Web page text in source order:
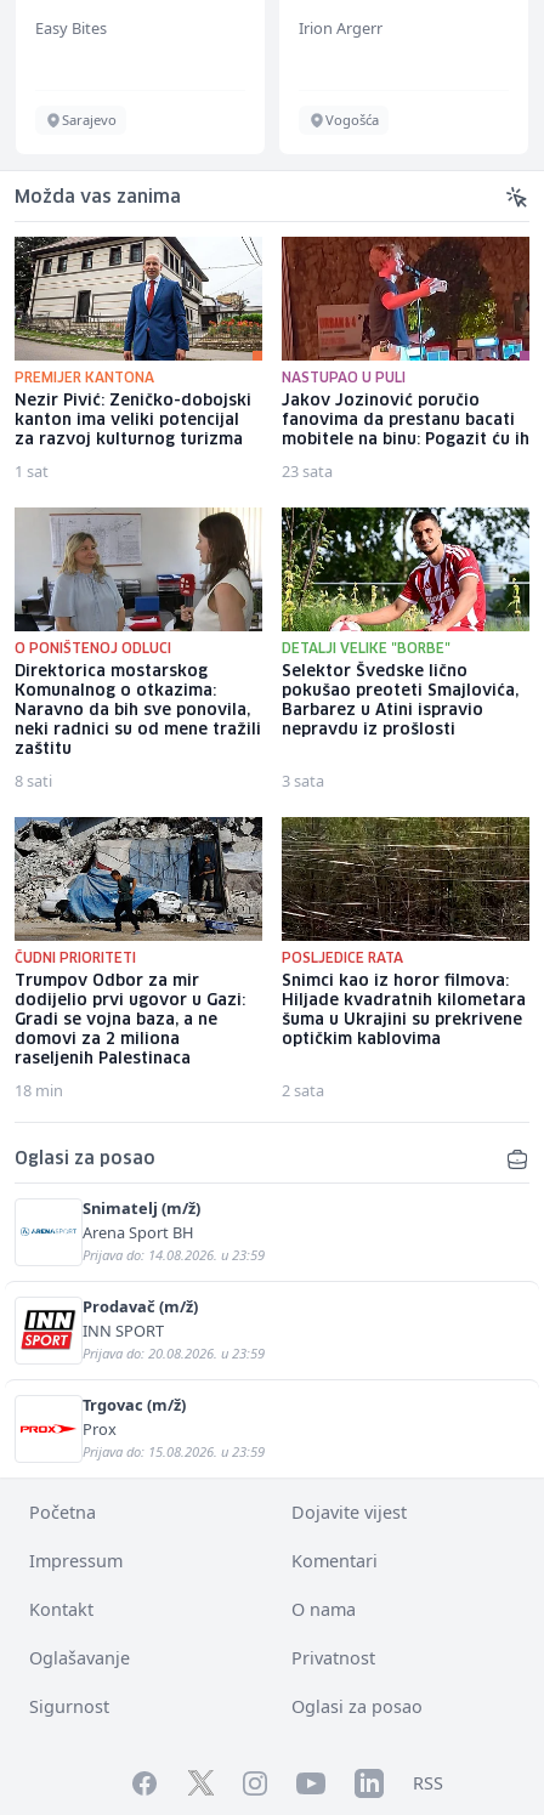
ž)
Easy Bites
Sarajevo
Irion Argerr
Vogošća
Možda vas zanima
PREMIJER KANTONA
Nezir Pivić: Zeničko-dobojski
kanton ima veliki potencijal
za razvoj kulturnog turizma
1 sat
NASTUPAO U PULI
Jakov Jozinović poručio
fanovima da prestanu bacati
mobitele na binu: Pogazit ću ih
23 sata
O PONIŠTENOJ ODLUCI
Direktorica mostarskog
Komunalnog o otkazima:
Naravno da bih sve ponovila,
neki radnici su od mene tražili
zaštitu
8 sati
DETALJI VELIKE "BORBE"
Selektor Švedske lično
pokušao preoteti Smajlovića,
Barbarez u Atini ispravio
nepravdu iz prošlosti
3 sata
ČUDNI PRIORITETI
Trumpov Odbor za mir
dodijelio prvi ugovor u Gazi:
Gradi se vojna baza, a ne
domovi za 2 miliona
raseljenih Palestinaca
18 min
POSLJEDICE RATA
Snimci kao iz horor filmova:
Hiljade kvadratnih kilometara
šuma u Ukrajini su prekrivene
optičkim kablovima
2 sata
Oglasi za posao
Snimatelj (m/ž)
Arena Sport BH
Prijava do: 14.08.2026. u 23:59
Prodavač (m/ž)
INN SPORT
Prijava do: 20.08.2026. u 23:59
Trgovac (m/ž)
Prox
Prijava do: 15.08.2026. u 23:59
Početna Dojavite vijest
Impressum Komentari
Kontakt O nama
Oglašavanje Privatnost
Sigurnost Oglasi za posao
FacebookTwitterInstagramYouTubeLinkedInRSS